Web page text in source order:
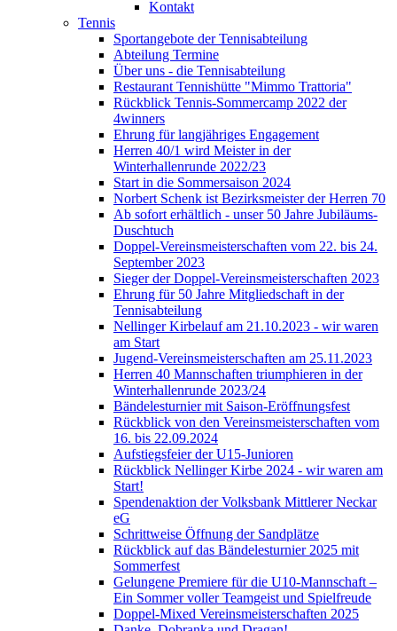
Kontakt
Tennis
Sportangebote der Tennisabteilung
Abteilung Termine
Über uns - die Tennisabteilung
Restaurant Tennishütte "Mimmo Trattoria"
Rückblick Tennis-Sommercamp 2022 der
4winners
Ehrung für langjähriges Engagement
Herren 40/1 wird Meister in der
Winterhallenrunde 2022/23
Start in die Sommersaison 2024
Norbert Schenk ist Bezirksmeister der Herren 70
Ab sofort erhältlich - unser 50 Jahre Jubiläums-
Duschtuch
Doppel-Vereinsmeisterschaften vom 22. bis 24.
September 2023
Sieger der Doppel-Vereinsmeisterschaften 2023
Ehrung für 50 Jahre Mitgliedschaft in der
Tennisabteilung
Nellinger Kirbelauf am 21.10.2023 - wir waren
am Start
Jugend-Vereinsmeisterschaften am 25.11.2023
Herren 40 Mannschaften triumphieren in der
Winterhallenrunde 2023/24
Bändelesturnier mit Saison-Eröffnungsfest
Rückblick von den Vereinsmeisterschaften vom
16. bis 22.09.2024
Aufstiegsfeier der U15-Junioren
Rückblick Nellinger Kirbe 2024 - wir waren am
Start!
Spendenaktion der Volksbank Mittlerer Neckar
eG
Schrittweise Öffnung der Sandplätze
Rückblick auf das Bändelesturnier 2025 mit
Sommerfest
Gelungene Premiere für die U10-Mannschaft –
Ein Sommer voller Teamgeist und Spielfreude
Doppel-Mixed Vereinsmeisterschaften 2025